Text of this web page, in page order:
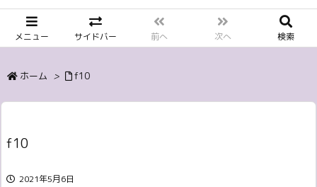
メニュー サイドバー 前へ 次へ 検索
ホーム > f10
f10
2021年5月6日